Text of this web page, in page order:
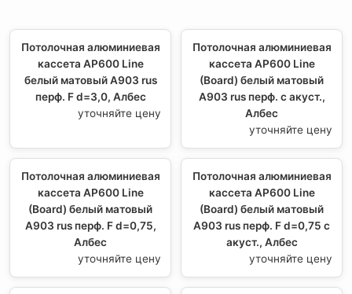
Потолочная алюминиевая
кассета AP600 Line
белый матовый А903 rus
перф. F d=3,0, Албес
уточняйте цену
Потолочная алюминиевая
кассета AP600 Line
(Board) белый матовый
А903 rus перф. с акуст.,
Албес
уточняйте цену
Потолочная алюминиевая
кассета AP600 Line
(Board) белый матовый
А903 rus перф. F d=0,75,
Албес
уточняйте цену
Потолочная алюминиевая
кассета AP600 Line
(Board) белый матовый
А903 rus перф. F d=0,75 с
акуст., Албес
уточняйте цену